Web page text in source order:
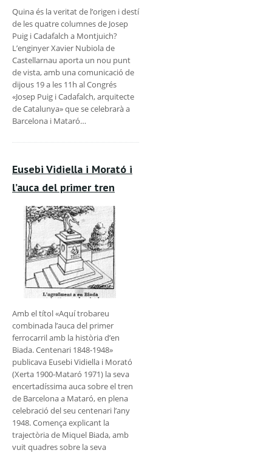
Quina és la veritat de l’origen i destí
de les quatre columnes de Josep
Puig i Cadafalch a Montjuich?
L’enginyer Xavier Nubiola de
Castellarnau aporta un nou punt
de vista, amb una comunicació de
dijous 19 a les 11h al Congrés
«Josep Puig i Cadafalch, arquitecte
de Catalunya» que se celebrarà a
Barcelona i Mataró…
Eusebi Vidiella i Morató i
l’auca del primer tren
Amb el títol «Aquí trobareu
combinada l’auca del primer
ferrocarril amb la història d’en
Biada. Centenari 1848-1948»
publicava Eusebi Vidiella i Morató
(Xerta 1900-Mataró 1971) la seva
encertadíssima auca sobre el tren
de Barcelona a Mataró, en plena
celebració del seu centenari l’any
1948. Comença explicant la
trajectòria de Miquel Biada, amb
vuit quadres sobre la seva